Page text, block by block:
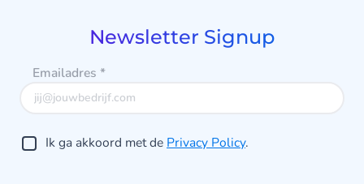
Newsletter Signup
Emailadres *
Ik ga akkoord met de Privacy Policy.